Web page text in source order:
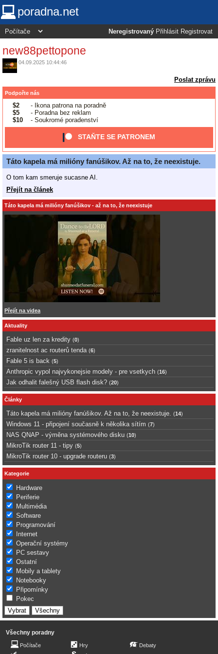
poradna.net
Neregistrovaný Přihlásit Registrovat
new88pettopone
04.09.2025 10:44:46
Poslat zprávu
Podpořte nás
$2
- Ikona patrona na poradně
$5
- Poradna bez reklam
$10
- Soukromé poradenství
STAŇTE SE PATRONEM
Táto kapela má milióny fanúšikov. Až na to, že neexistuje.
O tom kam smeruje sucasne AI.
Přejít na článek
Táto kapela má milióny fanúšikov - až na to, že neexistuje
Přejít na videa
Aktuality
Fable uz len za kredity (0)
zranitelnost ac routerů tenda (6)
Fable 5 is back (5)
Anthropic vypol najvykonejsie modely - pre vsetkych (16)
Jak odhalit falešný USB flash disk? (20)
Články
Táto kapela má milióny fanúšikov. Až na to, že neexistuje. (14)
Windows 11 - připojení současně k několika sítím (7)
NAS QNAP - výměna systémového disku (10)
MikroTik router 11 - tipy (5)
MikroTik router 10 - upgrade routeru (3)
Kategorie
Hardware
Periferie
Multimédia
Software
Programování
Internet
Operační systémy
PC sestavy
Ostatní
Mobily a tablety
Notebooky
Připomínky
Pokec
Všechny poradny
Počítače
Hry
Debaty